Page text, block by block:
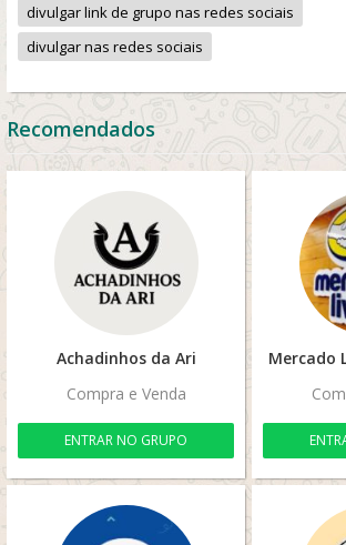
divulgar link de grupo nas redes sociais
divulgar nas redes sociais
Recomendados
Achadinhos da Ari
Compra e Venda
ENTRAR NO GRUPO